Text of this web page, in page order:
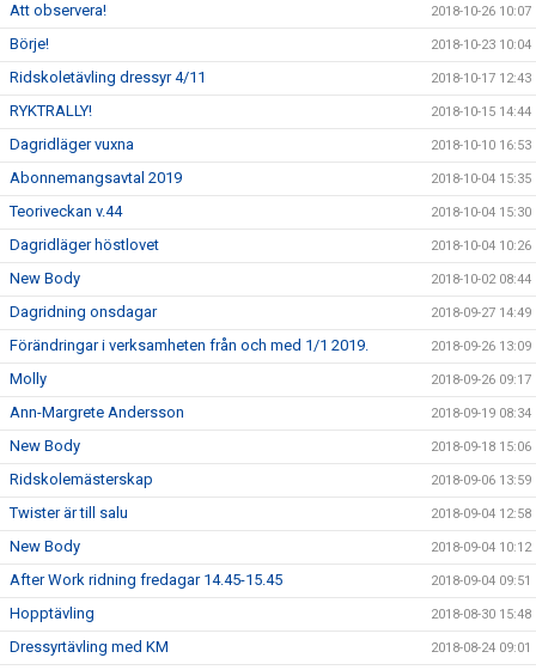
Att observera! 2018-10-26 10:07
Börje! 2018-10-23 10:04
Ridskoletävling dressyr 4/11 2018-10-17 12:43
RYKTRALLY! 2018-10-15 14:44
Dagridläger vuxna 2018-10-10 16:53
Abonnemangsavtal 2019 2018-10-04 15:35
Teoriveckan v.44 2018-10-04 15:30
Dagridläger höstlovet 2018-10-04 10:26
New Body 2018-10-02 08:44
Dagridning onsdagar 2018-09-27 14:49
Förändringar i verksamheten från och med 1/1 2019. 2018-09-26 13:09
Molly 2018-09-26 09:17
Ann-Margrete Andersson 2018-09-19 08:34
New Body 2018-09-18 15:06
Ridskolemästerskap 2018-09-06 13:59
Twister är till salu 2018-09-04 12:58
New Body 2018-09-04 10:12
After Work ridning fredagar 14.45-15.45 2018-09-04 09:51
Hopptävling 2018-08-30 15:48
Dressyrtävling med KM 2018-08-24 09:01